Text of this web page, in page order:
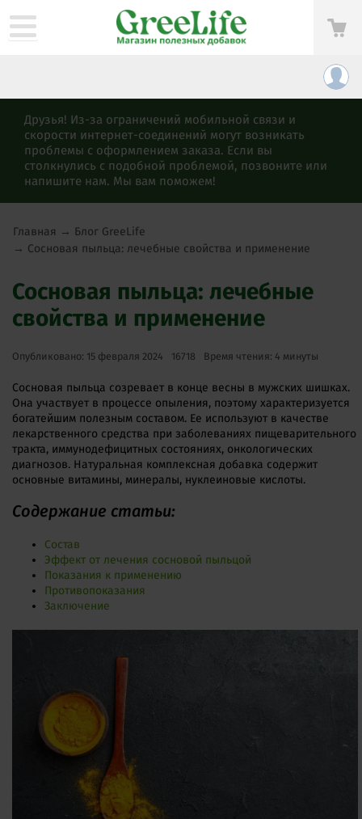
Друзья! Из-за ограничений мобильной связи и
скорости интернет-соединений могут возникать
проблемы с оформлением заказа. Если вы
столкнулись с подобной проблемой, позвоните или
напишите нам. Мы вам поможем!
Главная → Блог GreeLife
→ Сосновая пыльца: лечебные свойства и применение
Сосновая пыльца: лечебные
свойства и применение
Опубликовано: 15 февраля 2024 16718 Время чтения: 4 минуты
Сосновая пыльца созревает в конце весны в мужских шишках.
Она участвует в процессе опыления, поэтому характеризуется
богатейшим полезным составом. Ее используют в качестве
лекарственного средства при заболеваниях пищеварительного
тракта, иммунодефицитных состояниях, онкологических
диагнозов. Натуральная комплексная добавка содержит
основные витамины, минералы, нуклеиновые кислоты.
Содержание статьи:
Состав
Эффект от лечения сосновой пыльцой
Показания к применению
Противопоказания
Заключение